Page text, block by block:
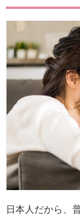
日本人だから、